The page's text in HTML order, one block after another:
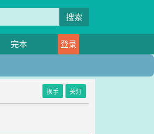
搜索
完本
登录
换手 关灯